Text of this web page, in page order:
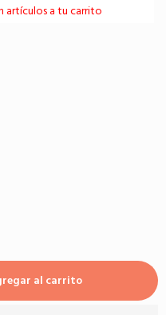
artículos a tu carrito
al carrito